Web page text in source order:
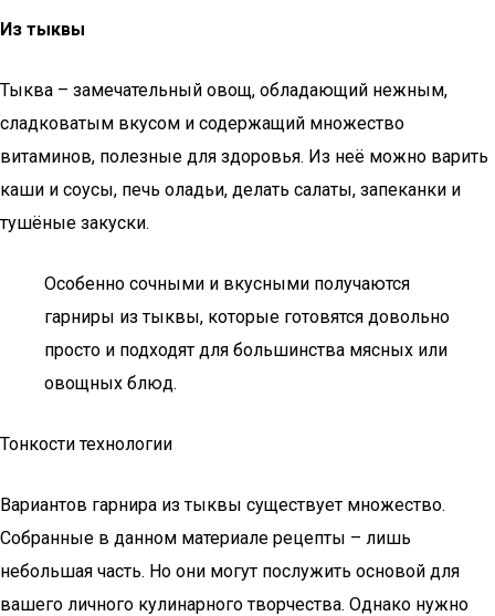
Из тыквы
Тыква – замечательный овощ, обладающий нежным,
сладковатым вкусом и содержащий множество
витаминов, полезные для здоровья. Из неё можно варить
каши и соусы, печь оладьи, делать салаты, запеканки и
тушёные закуски.
Особенно сочными и вкусными получаются
гарниры из тыквы, которые готовятся довольно
просто и подходят для большинства мясных или
овощных блюд.
Тонкости технологии
Вариантов гарнира из тыквы существует множество.
Собранные в данном материале рецепты – лишь
небольшая часть. Но они могут послужить основой для
вашего личного кулинарного творчества. Однако нужно